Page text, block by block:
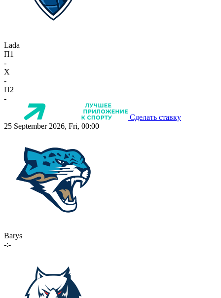
Lada
П1
-
X
-
П2
-
Сделать ставку
25 September 2026, Fri, 00:00
Barys
-:-